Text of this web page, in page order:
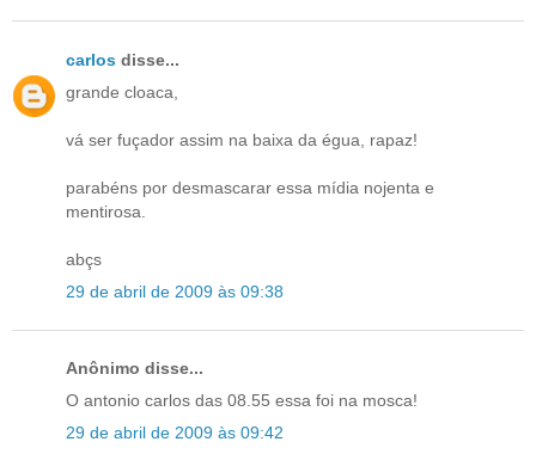
carlos disse...
grande cloaca,
vá ser fuçador assim na baixa da égua, rapaz!
parabéns por desmascarar essa mídia nojenta e
mentirosa.
abçs
29 de abril de 2009 às 09:38
Anônimo disse...
O antonio carlos das 08.55 essa foi na mosca!
29 de abril de 2009 às 09:42